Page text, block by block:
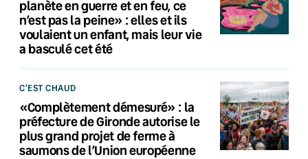
planète en guerre et en feu, ce
n’est pas la peine» : elles et ils
voulaient un enfant, mais leur vie
a basculé cet été
C'EST CHAUD
«Complètement démesuré» : la
préfecture de Gironde autorise le
plus grand projet de ferme à
saumons de l’Union européenne